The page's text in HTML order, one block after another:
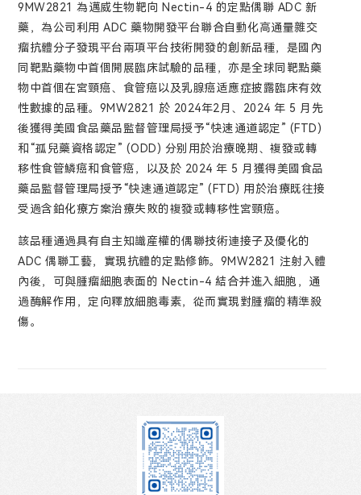
9MW2821 為邁威生物靶向 Nectin-4 的定點偶聯 ADC 新
藥，為公司利用 ADC 藥物開發平台聯合自動化高通量雜交
瘤抗體分子發現平台兩項平台技術開發的創新品種，是國內
同靶點藥物中首個開展臨床試驗的品種，亦是全球同靶點藥
物中首個在宮頸癌、食管癌以及乳腺癌适應症披露臨床有效
性數據的品種。9MW2821 於 2024年2月、2024 年 5 月先
後獲得美國食品藥品監督管理局授予“快速通道認定” (FTD)
和“孤兒藥資格認定” (ODD) 分别用於治療晚期、複發或轉
移性食管鱗癌和食管癌，以及於 2024 年 5 月獲得美國食品
藥品監督管理局授予“快速通道認定” (FTD) 用於治療既往接
受過含鉑化療方案治療失敗的複發或轉移性宮頸癌。
該品種通過具有自主知識産權的偶聯技術連接子及優化的
ADC 偶聯工藝，實現抗體的定點修飾。9MW2821 注射入體
內後，可與腫瘤細胞表面的 Nectin-4 結合并進入細胞，通
過酶解作用，定向釋放細胞毒素，從而實現對腫瘤的精準殺
傷。